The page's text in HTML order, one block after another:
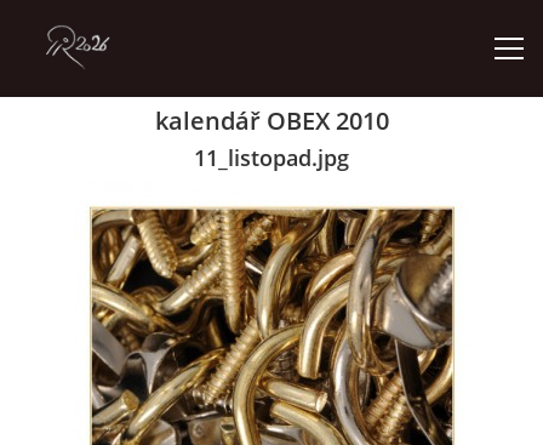
KONTAKT
© 2026 eStránky.cz
kalendář OBEX 2010
11_listopad.jpg